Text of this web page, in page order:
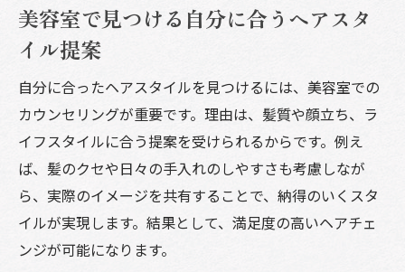
美容室で見つける自分に合うヘアスタ
イル提案
自分に合ったヘアスタイルを見つけるには、美容室での
カウンセリングが重要です。理由は、髪質や顔立ち、ラ
イフスタイルに合う提案を受けられるからです。例え
ば、髪のクセや日々の手入れのしやすさも考慮しなが
ら、実際のイメージを共有することで、納得のいくスタ
イルが実現します。結果として、満足度の高いヘアチェ
ンジが可能になります。